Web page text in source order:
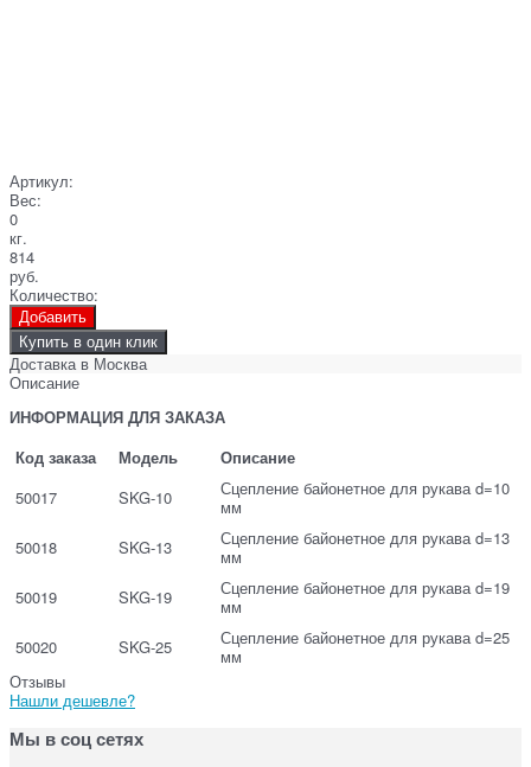
Артикул:
Вес:
0
кг.
814
руб.
Количество:
Добавить
Купить в один клик
Доставка в Москва
Описание
ИНФОРМАЦИЯ ДЛЯ ЗАКАЗА
Код заказа
Модель
Описание
50017
SKG-10
Сцепление байонетное для рукава d=10
мм
50018
SKG-13
Сцепление байонетное для рукава d=13
мм
50019
SKG-19
Сцепление байонетное для рукава d=19
мм
50020
SKG-25
Сцепление байонетное для рукава d=25
мм
Отзывы
Нашли дешевле?
Мы в соц сетях